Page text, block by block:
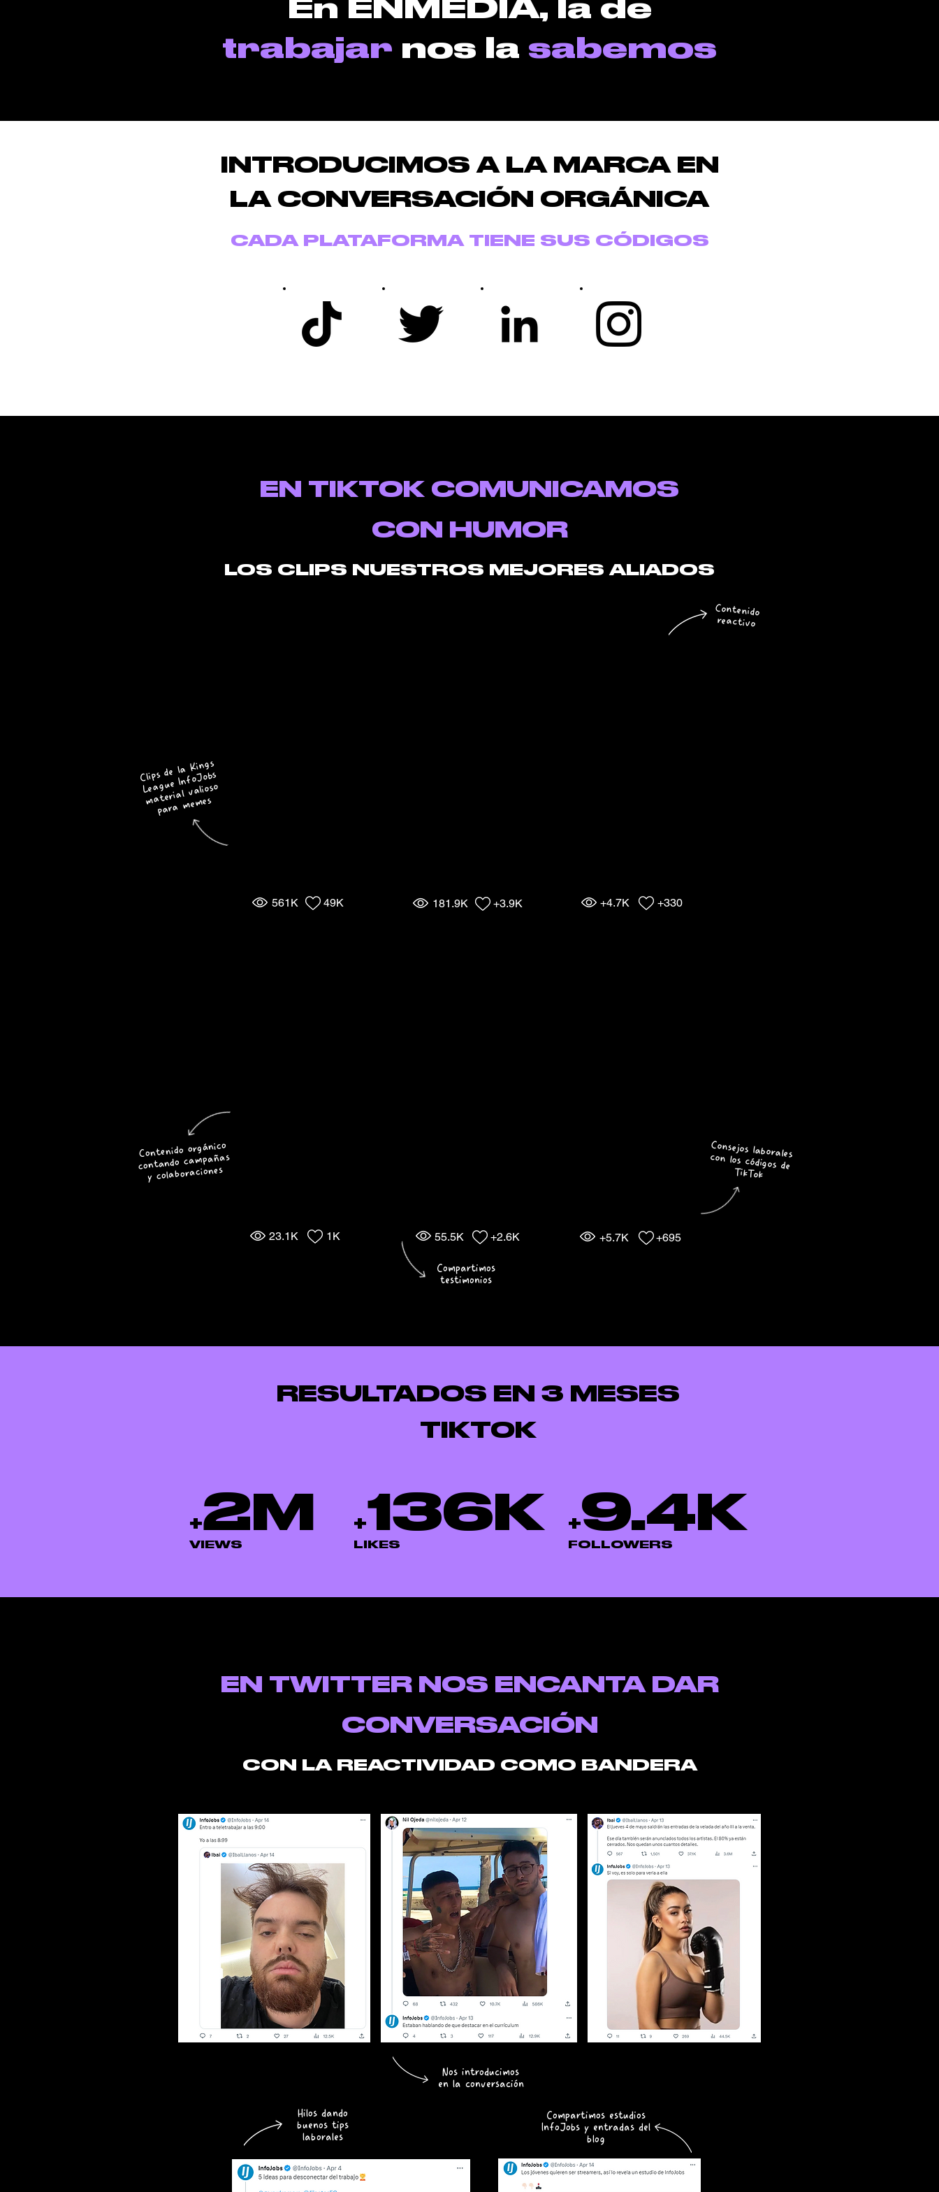
En ENMEDIA, la de
trabajar nos la sabemos
INTRODUCIMOS A LA MARCA EN
LA CONVERSACIÓN ORGÁNICA
CADA PLATAFORMA TIENE SUS CÓDIGOS
EN TIKTOK COMUNICAMOS
CON HUMOR
LOS CLIPS NUESTROS MEJORES ALIADOS
561K 49K 181.9K +3.9K +4.7K +330
23.1K 1K 55.5K +2.6K +5.7K +695
Clips de la Kings
League InfoJobs
material valioso
para memes
Contenido
reactivo
Contenido orgánico
contando campañas
y colaboraciones
Consejos laborales
con los códigos de
TikTok
Compartimos
testimonios
RESULTADOS EN 3 MESES
TIKTOK
+2M
VIEWS
+136K
LIKES
+9.4K
FOLLOWERS
EN TWITTER NOS ENCANTA DAR
CONVERSACIÓN
CON LA REACTIVIDAD COMO BANDERA
Nos introducimos
en la conversación
Hilos dando
buenos tips
laborales
Compartimos estudios
InfoJobs y entradas del
blog